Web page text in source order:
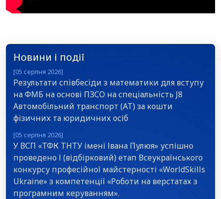
Новини і події
[05 серпня 2026]
Результати співбесіди з математики для вступу
на ФМБ на основі ПЗСО на спеціальність J8
Автомобільний транспорт (АТ) за кошти
фізичних та юридичних осіб
[05 серпня 2026]
У ВСП «ТФК ТНТУ імені Івана Пулюя» успішно
проведено І (відбірковий) етап Всеукраїнського
конкурсу професійної майстерності «WorldSkills
Ukraine» з компетенції «Роботи на верстатах з
програмним керуванням».